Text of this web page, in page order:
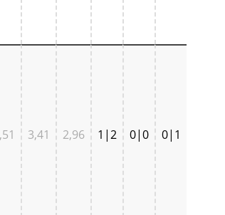
3,41 2,96 1|2 0|0 0|1